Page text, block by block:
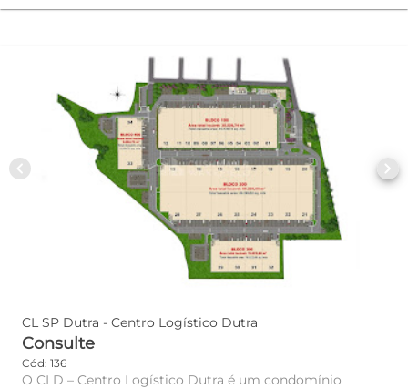
chevron_left chevron_right
CL SP Dutra - Centro Logístico Dutra
Consulte
Cód: 136
O CLD – Centro Logístico Dutra é um condomínio